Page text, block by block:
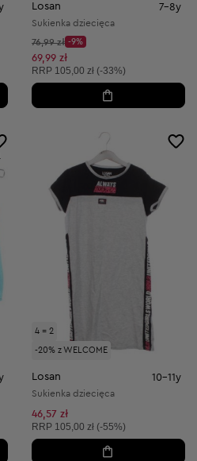
Losan 7-8y
Sukienka dziecięca
Cena początkowa:
76,99 zł
Discount Price:
-9%
Obniżona cena:
69,99 zł
Cena sugerowana:
RRP 105,00 zł (-33%)
4 = 2
-20% z WELCOME
Losan 10-11y
Sukienka dziecięca
46,57 zł
Cena sugerowana:
RRP 105,00 zł (-55%)